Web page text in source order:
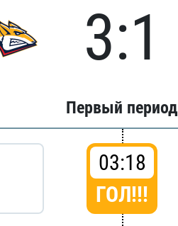
3:1
Первый период
03:18
ГОЛ!!!